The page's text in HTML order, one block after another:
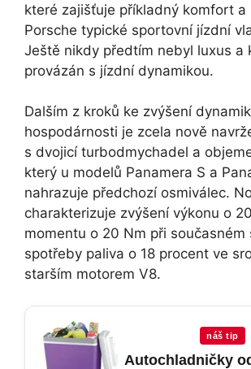
které zajišťuje příkladný komfort a
Porsche typické sportovní jízdní
Ještě nikdy předtím nebyl luxus a
provázán s jízdní dynamikou.
Dalším z kroků ke zvýšení
hospodárnosti je zcela nově
s dvojicí turbodmychadel a
který u modelů Panamera S a
nahrazuje předchozí osmiválec.
charakterizuje zvýšení výkonu o
momentu o 20 Nm při současném
spotřeby paliva o 18 procent ve
starším motorem V8.
náš tip
Autochladničky